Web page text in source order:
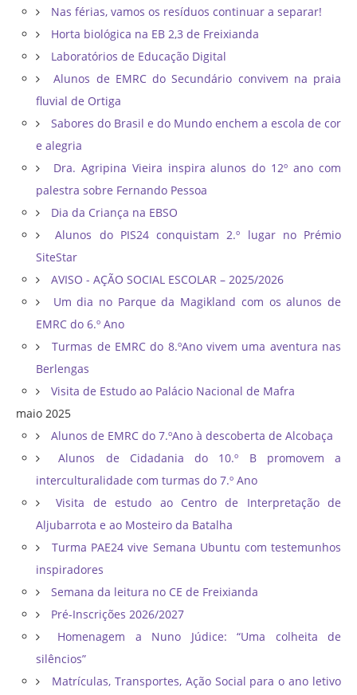
Nas férias, vamos os resíduos continuar a separar!
Horta biológica na EB 2,3 de Freixianda
Laboratórios de Educação Digital
Alunos de EMRC do Secundário convivem na praia
fluvial de Ortiga
Sabores do Brasil e do Mundo enchem a escola de cor
e alegria
Dra. Agripina Vieira inspira alunos do 12º ano com
palestra sobre Fernando Pessoa
Dia da Criança na EBSO
Alunos do PIS24 conquistam 2.º lugar no Prémio
SiteStar
AVISO - AÇÃO SOCIAL ESCOLAR – 2025/2026
Um dia no Parque da Magikland com os alunos de
EMRC do 6.º Ano
Turmas de EMRC do 8.ºAno vivem uma aventura nas
Berlengas
Visita de Estudo ao Palácio Nacional de Mafra
maio 2025
Alunos de EMRC do 7.ºAno à descoberta de Alcobaça
Alunos de Cidadania do 10.º B promovem a
interculturalidade com turmas do 7.º Ano
Visita de estudo ao Centro de Interpretação de
Aljubarrota e ao Mosteiro da Batalha
Turma PAE24 vive Semana Ubuntu com testemunhos
inspiradores
Semana da leitura no CE de Freixianda
Pré-Inscrições 2026/2027
Homenagem a Nuno Júdice: “Uma colheita de
silêncios”
Matrículas, Transportes, Ação Social para o ano letivo